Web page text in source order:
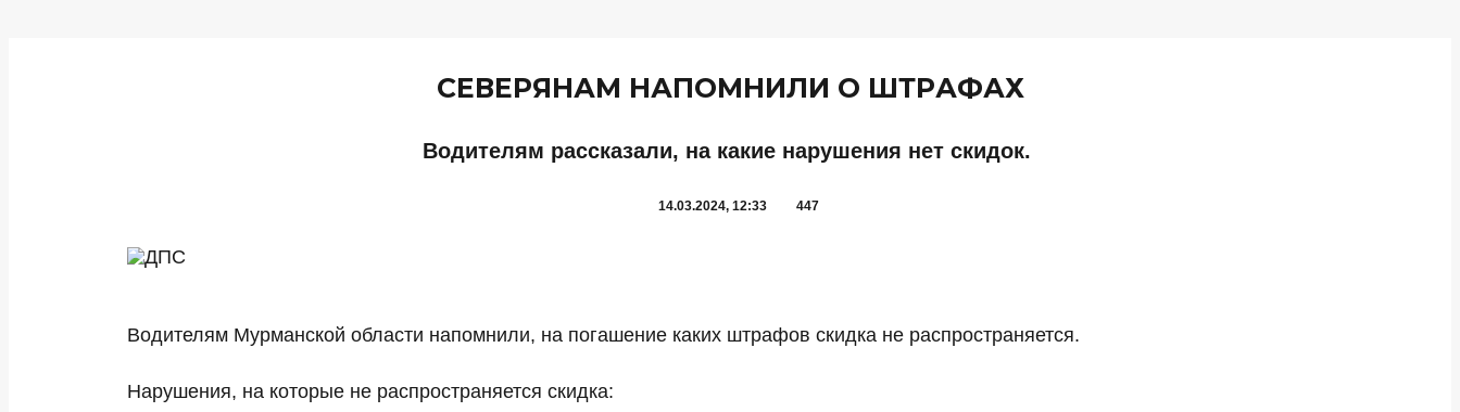
СЕВЕРЯНАМ НАПОМНИЛИ О ШТРАФАХ
Водителям рассказали, на какие нарушения нет скидок.
14.03.2024, 12:33 447
Водителям Мурманской области напомнили, на погашение каких штрафов скидка не распространяется.
Нарушения, на которые не распространяется скидка: